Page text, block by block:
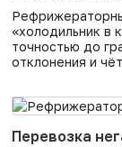
«холодильник в
точностью до
отклонения и
питания:
кондитерские
Перевозка